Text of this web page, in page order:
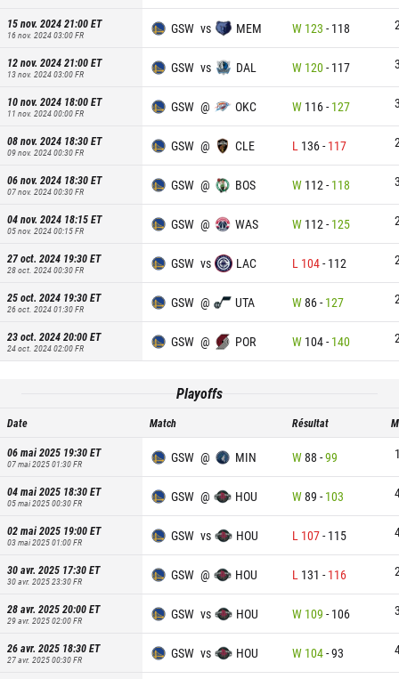
15 nov. 2024 21:00ET
16 nov. 2024 03:00FR GSW vs MEM W 123 - 118
12 nov. 2024 21:00ET
13 nov. 2024 03:00FR GSW vs DAL W 120- 117
10 nov. 2024 18:00ET
11 nov. 2024 00:00FR GSW @ OKC W 116- 127
08 nov. 2024 18:30ET
09 nov. 2024 00:30FR GSW @ CLE L 136- 117
06 nov. 2024 18:30ET
07 nov. 2024 00:30FR GSW @ BOS W 112 - 118
04 nov. 2024 18:15ET
05 nov. 2024 00:15FR GSW @ WAS W 112 - 125
27 oct. 2024 19:30ET
28 oct. 2024 00:30FR GSW vs LAC L 104- 112
25 oct. 2024 19:30ET
26 oct. 2024 01:30FR GSW @ UTA W86- 127
23 oct. 2024 20:00ET
24 oct. 2024 02:00FR GSW @ POR W 104- 140
Playoffs
Date Match Résultat
06 mai 2025 19:30ET
07 mai 2025 01:30FR GSW @ MIN W88 -99
04 mai 2025 18:30ET
05 mai 2025 00:30FR GSW @ HOU W89 - 103
02 mai 2025 19:00ET
03 mai 2025 01:00FR GSW vs HOU L 107- 115
30 avr. 2025 17:30ET
30 avr. 2025 23:30FR GSW @ HOU L 131 - 116
28 avr. 2025 20:00ET
29 avr. 2025 02:00FR GSW vs HOU W 109 - 106
26 avr. 2025 18:30ET
27 avr. 2025 00:30FR GSW vs HOU W 104-93